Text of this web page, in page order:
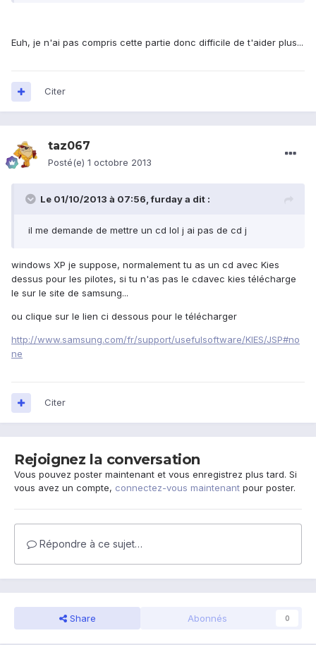
Euh, je n'ai pas compris cette partie donc difficile de t'aider plus...
Citer
taz067
Posté(e) 1 octobre 2013
Le 01/10/2013 à 07:56, furday a dit :
il me demande de mettre un cd lol j ai pas de cd j
windows XP je suppose, normalement tu as un cd avec Kies
dessus pour les pilotes, si tu n'as pas le cdavec kies télécharge
le sur le site de samsung...
ou clique sur le lien ci dessous pour le télécharger
http://www.samsung.com/fr/support/usefulsoftware/KIES/JSP#no
ne
Citer
Rejoignez la conversation
Vous pouvez poster maintenant et vous enregistrez plus tard. Si
vous avez un compte, connectez-vous maintenant pour poster.
Répondre à ce sujet…
Share Abonnés 0